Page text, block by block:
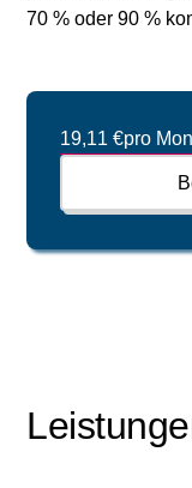
70 % oder 90 %
19,11 €pro